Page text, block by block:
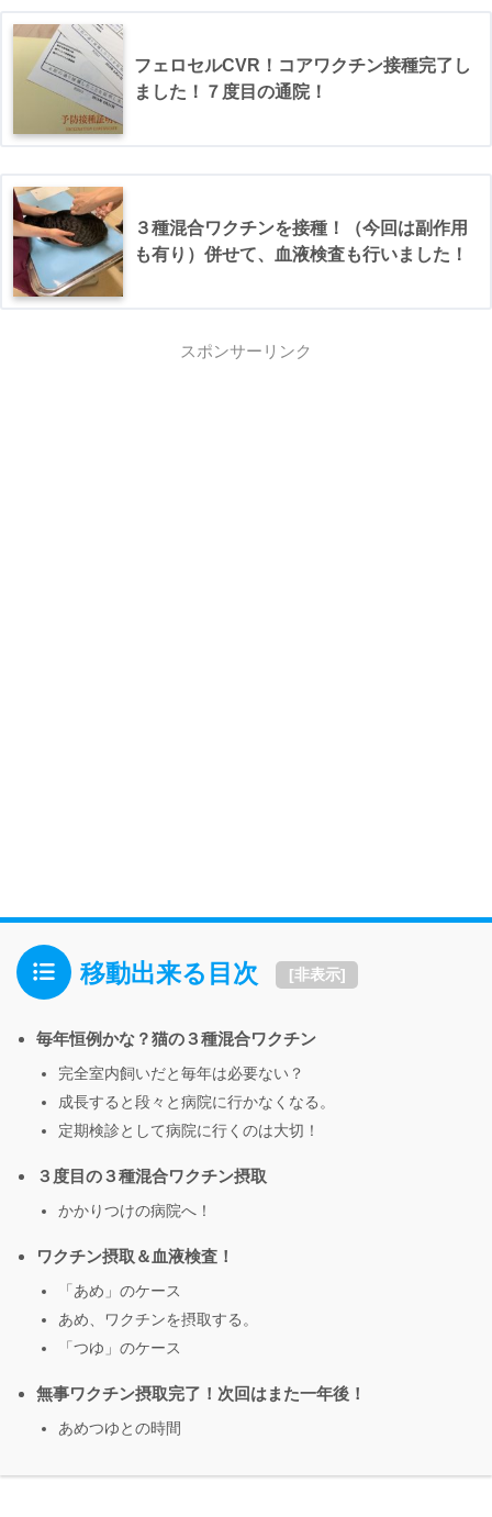
フェロセルCVR！コアワクチン接種完了し
ました！７度目の通院！
３種混合ワクチンを接種！（今回は副作用
も有り）併せて、血液検査も行いました！
スポンサーリンク
移動出来る目次 [非表示]
毎年恒例かな？猫の３種混合ワクチン
完全室内飼いだと毎年は必要ない？
成長すると段々と病院に行かなくなる。
定期検診として病院に行くのは大切！
３度目の３種混合ワクチン摂取
かかりつけの病院へ！
ワクチン摂取＆血液検査！
「あめ」のケース
あめ、ワクチンを摂取する。
「つゆ」のケース
無事ワクチン摂取完了！次回はまた一年後！
あめつゆとの時間